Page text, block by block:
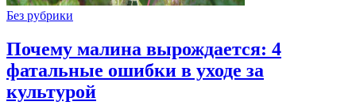
Без рубрики
Почему малина вырождается: 4
фатальные ошибки в уходе за
культурой